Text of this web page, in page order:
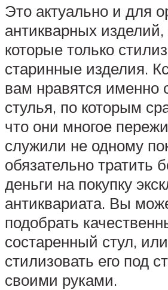
Это актуально и для
антикварных изделий,
которые только
старинные изделия.
вам нравятся именно
стулья, по которым
что они многое
служили не одному
обязательно тратить
деньги на покупку
антиквариата. Вы
подобрать
состаренный стул,
стилизовать его под
своими руками.